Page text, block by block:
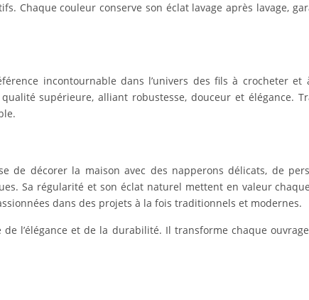
Chaque couleur conserve son éclat lavage après lavage,
incontournable dans l’univers des fils à crocheter et
supérieure, alliant robustesse, douceur et élégance.
de décorer la maison avec des napperons délicats, de
Sa régularité et son éclat naturel mettent en valeur
dans des projets à la fois traditionnels et modernes.
de l’élégance et de la durabilité. Il transforme chaque